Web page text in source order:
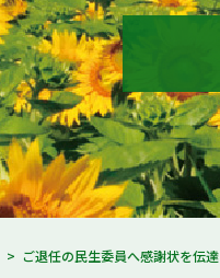
ご退任の民生委員へ感謝状を伝達